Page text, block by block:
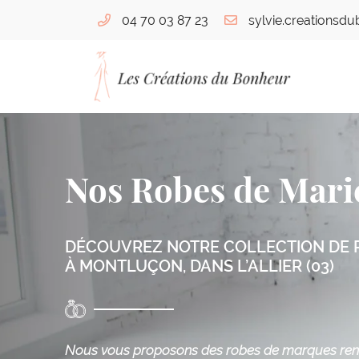
04 70 03 87 23
03100 Montluçon
04 70 03 87 23
Adresse email de réception
Nos Robes de
DÉCOUVREZ NOTRE COLLECTION DE
À MONTLUÇON, DANS L’ALLIER (03)
Nous vous proposons des robes de marques